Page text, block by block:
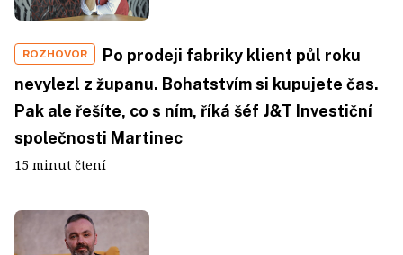
ROZHOVOR
Po prodeji fabriky klient půl roku
nevylezl z županu. Bohatstvím si kupujete čas.
Pak ale řešíte, co s ním, říká šéf J&T Investiční
společnosti Martinec
15 minut čtení